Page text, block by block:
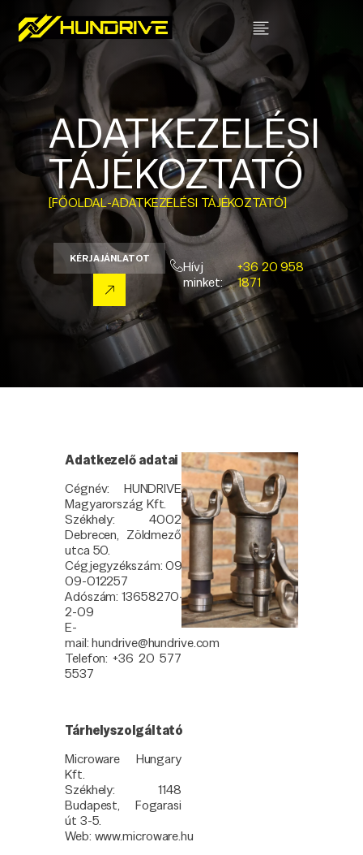
ADATKEZELÉSI
TÁJÉKOZTATÓ
[FŐOLDAL-ADATKEZELÉSI TÁJÉKOZTATÓ]
KÉRJ AJÁNLATOT
Hívj
minket:
+36 20 958
1871
Adatkezelő adatai
Cégnév: HUNDRIVE
Magyarország Kft.
Székhely: 4002
Debrecen, Zöldmező
utca 50.
Cégjegyzékszám: 09-
09-012257
Adószám: 13658270-
2-09
E-
mail: hundrive@hundrive.com
Telefon: +36 20 577
5537
Tárhelyszolgáltató
Microware Hungary
Kft.
Székhely: 1148
Budapest, Fogarasi
út 3-5.
Web: www.microware.hu